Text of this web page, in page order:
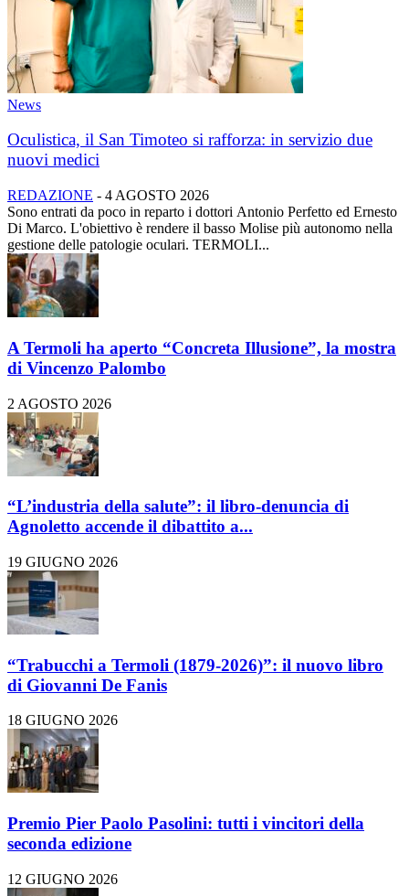
News
Oculistica, il San Timoteo si rafforza: in servizio due
nuovi medici
REDAZIONE - 4 AGOSTO 2026
Sono entrati da poco in reparto i dottori Antonio Perfetto ed Ernesto
Di Marco. L'obiettivo è rendere il basso Molise più autonomo nella
gestione delle patologie oculari. TERMOLI...
A Termoli ha aperto “Concreta Illusione”, la mostra
di Vincenzo Palombo
2 AGOSTO 2026
“L’industria della salute”: il libro-denuncia di
Agnoletto accende il dibattito a...
19 GIUGNO 2026
“Trabucchi a Termoli (1879-2026)”: il nuovo libro
di Giovanni De Fanis
18 GIUGNO 2026
Premio Pier Paolo Pasolini: tutti i vincitori della
seconda edizione
12 GIUGNO 2026